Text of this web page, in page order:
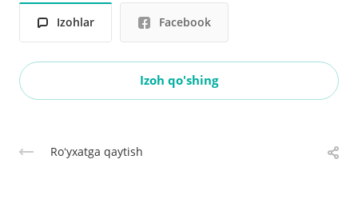
Izohlar Facebook
Izoh qo'shing
Roʻyxatga qaytish